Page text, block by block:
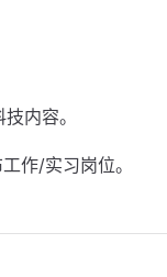
内容。
作/实习岗位。